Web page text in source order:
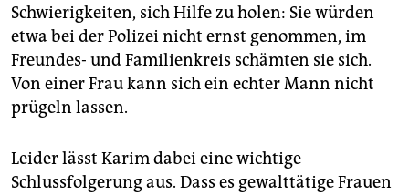
Schwierigkeiten, sich Hilfe zu holen: Sie würden
etwa bei der Polizei nicht ernst genommen, im
Freundes- und Familienkreis schämten sie sich.
Von einer Frau kann sich ein echter Mann nicht
prügeln lassen.
Leider lässt Karim dabei eine wichtige
Schlussfolgerung aus. Dass es gewalttätige Frauen